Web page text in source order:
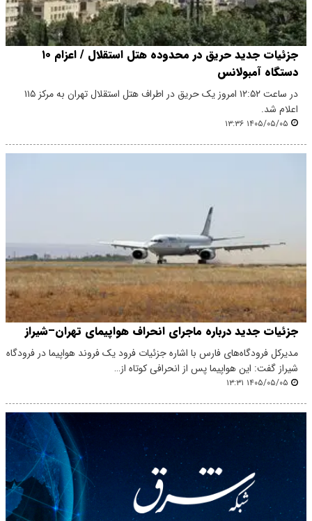
جزئیات جدید حریق در محدوده هتل استقلال / اعزام ۱۰
دستگاه آمبولانس
در ساعت ۱۲:۵۲ امروز یک حریق در اطراف هتل استقلال تهران به مرکز ۱۱۵
اعلام شد.
۱۴۰۵/۰۵/۰۵ ۱۳:۳۶
جزئیات جدید درباره ماجرای انحراف هواپیمای تهران–شیراز
مدیرکل فرودگاه‌های فارس با اشاره جزئیات فرود یک فروند هواپیما در فرودگاه
شیراز گفت: این هواپیما پس از انحرافی کوتاه از…
۱۴۰۵/۰۵/۰۵ ۱۳:۳۱